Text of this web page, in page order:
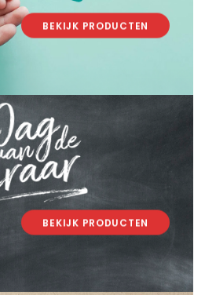
BEKIJK PRODUCTEN
BEKIJK PRODUCTEN